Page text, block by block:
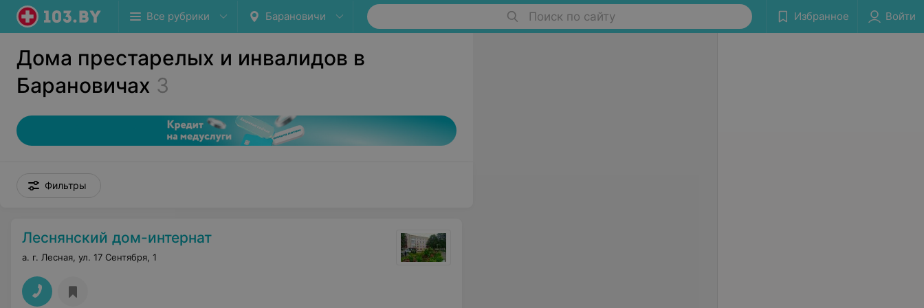
Все рубрики Барановичи Поиск по сайту Избранное Войти
Дома престарелых и инвалидов в
Барановичах 3
Фильтры
Леснянский дом-интернат
а. г. Лесная, ул. 17 Сентября, 1